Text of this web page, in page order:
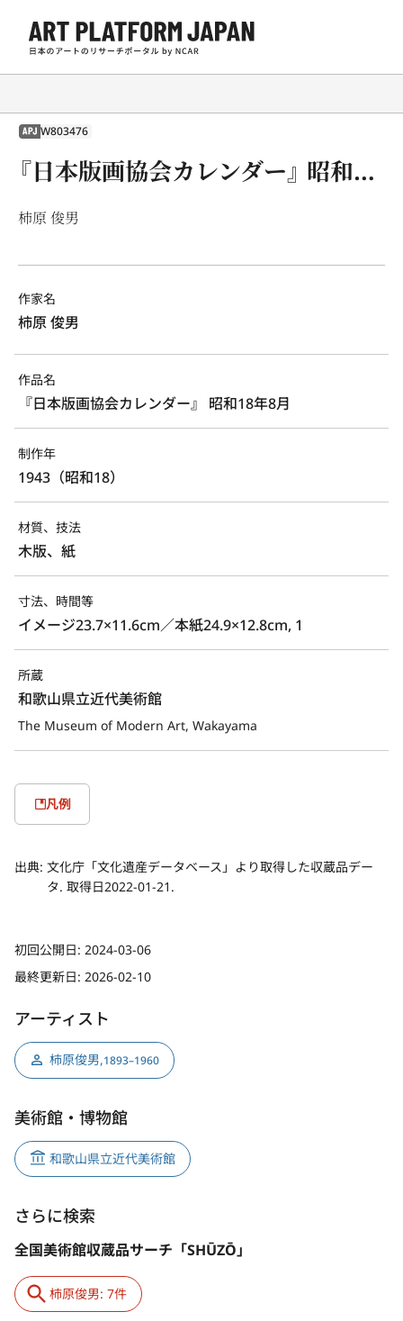
APJ W803476
『日本版画協会カレンダー』 昭和18年8月
柿原 俊男
作家名
柿原 俊男
作品名
『日本版画協会カレンダー』 昭和18年8月
制作年
1943（昭和18）
材質、技法
木版、紙
寸法、時間等
イメージ23.7×11.6cm／本紙24.9×12.8cm, 1
所蔵
和歌山県立近代美術館
The Museum of Modern Art, Wakayama
凡例
出典: 文化庁「文化遺産データベース」より取得した収蔵品デー
タ. 取得日2022-01-21.
初回公開日: 2024-03-06
最終更新日: 2026-02-10
アーティスト
柿原俊男,1893–1960
美術館・博物館
和歌山県立近代美術館
さらに検索
全国美術館収蔵品サーチ「SHŪZŌ」
柿原俊男: 7件